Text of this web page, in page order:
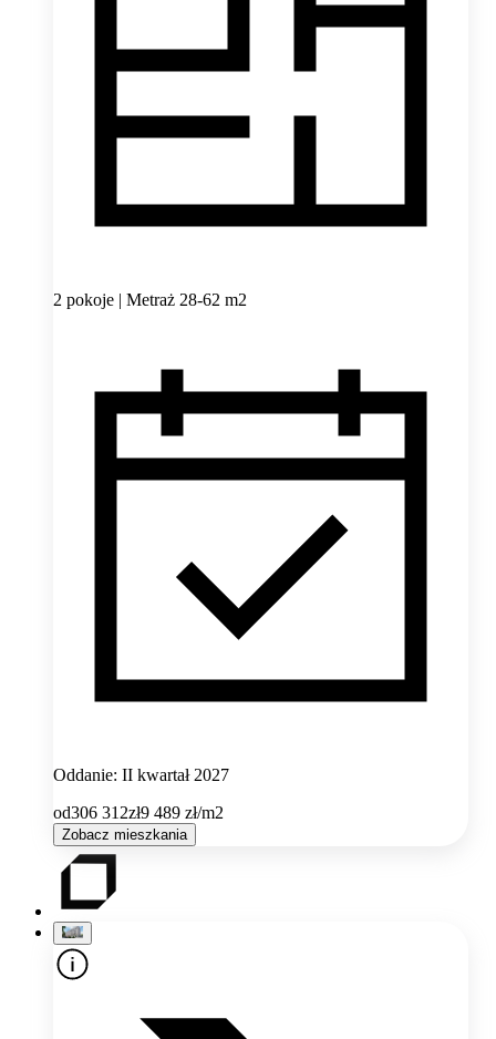
2 pokoje | Metraż 28-62 m2
Oddanie: II kwartał 2027
od306 312zł9 489 zł/m2
Zobacz mieszkania